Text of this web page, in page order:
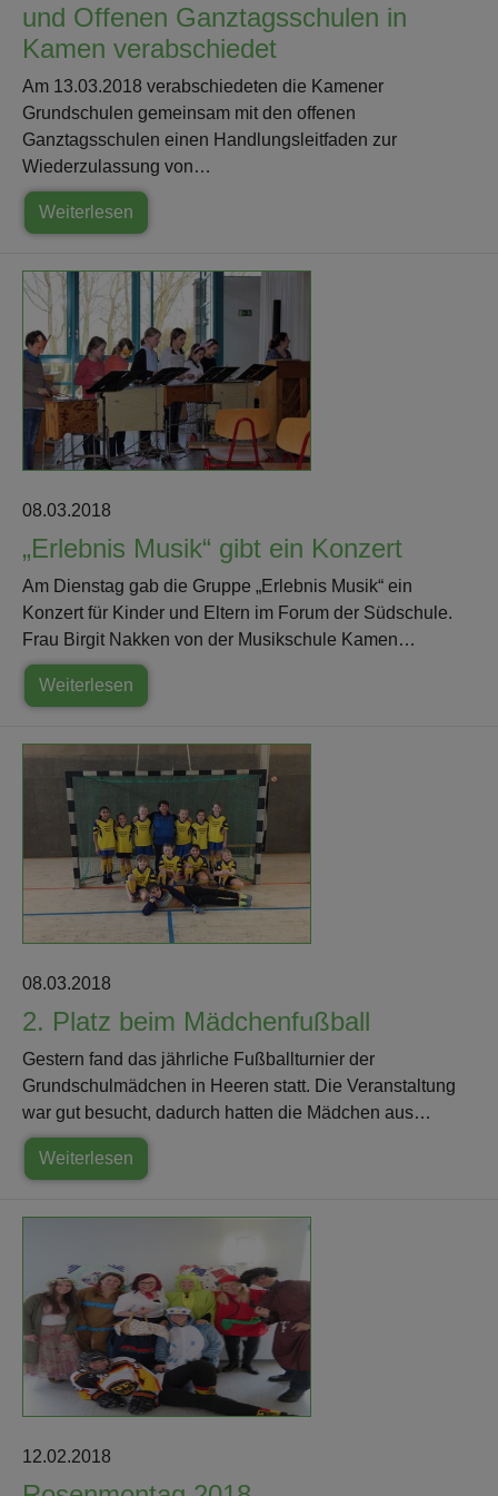
und Offenen Ganztagsschulen in
Kamen verabschiedet
Am 13.03.2018 verabschiedeten die Kamener
Grundschulen gemeinsam mit den offenen
Ganztagsschulen einen Handlungsleitfaden zur
Wiederzulassung von…
Weiterlesen
08.03.2018
„Erlebnis Musik“ gibt ein Konzert
Am Dienstag gab die Gruppe „Erlebnis Musik“ ein
Konzert für Kinder und Eltern im Forum der Südschule.
Frau Birgit Nakken von der Musikschule Kamen…
Weiterlesen
08.03.2018
2. Platz beim Mädchenfußball
Gestern fand das jährliche Fußballturnier der
Grundschulmädchen in Heeren statt. Die Veranstaltung
war gut besucht, dadurch hatten die Mädchen aus…
Weiterlesen
12.02.2018